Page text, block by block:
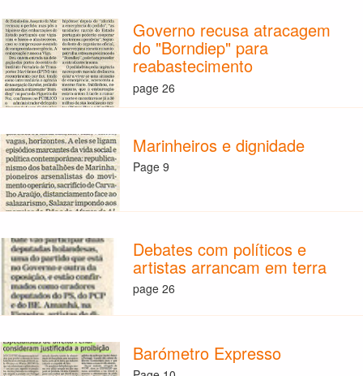
Governo recusa atracagem
do "Borndiep" para
reabastecimento
page 26
Marinheiros e dignidade
Page 9
Debates com políticos e
artistas arrancam em terra
page 26
Barómetro Expresso